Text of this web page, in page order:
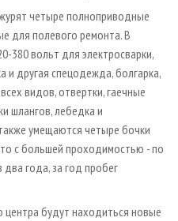
четыре полноприводные
для полевого ремонта. В
380 вольт для электросварки,
и другая спецодежда, болгарка,
видов, отвертки, гаечные
шлангов, лебедка и
умещаются четыре бочки
с большей проходимостью - по
года, за год пробег
будут находиться новые